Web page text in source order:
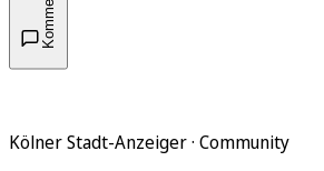
Kölner Stadt-Anzeiger · Community